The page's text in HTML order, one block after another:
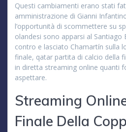
Questi cambiamenti erano stati
amministrazione di Gianni
l’opportunità di scommettere su
olandesi sono apparsi al Santiago
contro e lasciato Chamartín sulla
finale, qatar partita di calcio della
in diretta streaming online quanti
aspettare.
Streaming
Finale Della